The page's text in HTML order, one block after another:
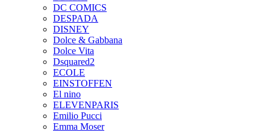
DC COMICS
DESPADA
DISNEY
Dolce & Gabbana
Dolce Vita
Dsquared2
ECOLE
EINSTOFFEN
El nino
ELEVENPARIS
Emilio Pucci
Emma Moser